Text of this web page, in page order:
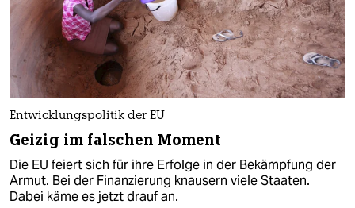
Entwicklungspolitik der EU
Geizig im falschen Moment
Die EU feiert sich für ihre Erfolge in der Bekämpfung der
Armut. Bei der Finanzierung knausern viele Staaten.
Dabei käme es jetzt drauf an.